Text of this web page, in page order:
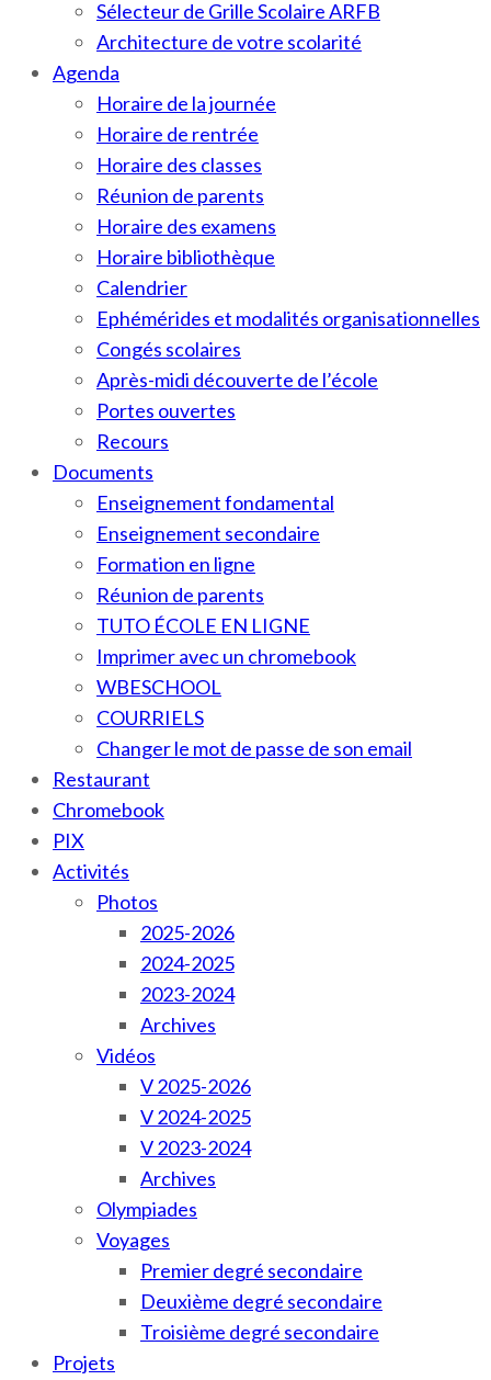
Sélecteur de Grille Scolaire ARFB
Architecture de votre scolarité
Agenda
Horaire de la journée
Horaire de rentrée
Horaire des classes
Réunion de parents
Horaire des examens
Horaire bibliothèque
Calendrier
Ephémérides et modalités organisationnelles
Congés scolaires
Après-midi découverte de l’école
Portes ouvertes
Recours
Documents
Enseignement fondamental
Enseignement secondaire
Formation en ligne
Réunion de parents
TUTO ÉCOLE EN LIGNE
Imprimer avec un chromebook
WBESCHOOL
COURRIELS
Changer le mot de passe de son email
Restaurant
Chromebook
PIX
Activités
Photos
2025-2026
2024-2025
2023-2024
Archives
Vidéos
V 2025-2026
V 2024-2025
V 2023-2024
Archives
Olympiades
Voyages
Premier degré secondaire
Deuxième degré secondaire
Troisième degré secondaire
Projets